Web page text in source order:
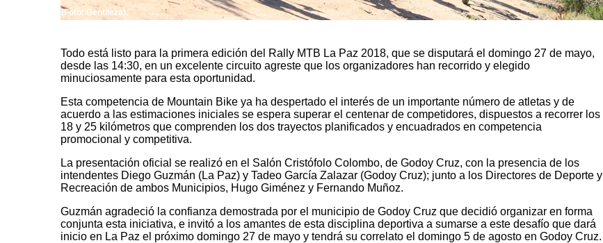
(Foto: Gentileza).
Todo está listo para la primera edición del Rally MTB La Paz 2018, que se disputará el domingo 27 de mayo,
desde las 14:30, en un excelente circuito agreste que los organizadores han recorrido y elegido
minuciosamente para esta oportunidad.
Esta competencia de Mountain Bike ya ha despertado el interés de un importante número de atletas y de
acuerdo a las estimaciones iniciales se espera superar el centenar de competidores, dispuestos a recorrer los
18 y 25 kilómetros que comprenden los dos trayectos planificados y encuadrados en competencia
promocional y competitiva.
La presentación oficial se realizó en el Salón Cristófolo Colombo, de Godoy Cruz, con la presencia de los
intendentes Diego Guzmán (La Paz) y Tadeo García Zalazar (Godoy Cruz); junto a los Directores de Deporte y
Recreación de ambos Municipios, Hugo Giménez y Fernando Muñoz.
Guzmán agradeció la confianza demostrada por el municipio de Godoy Cruz que decidió organizar en forma
conjunta esta iniciativa, e invitó a los amantes de esta disciplina deportiva a sumarse a este desafío que dará
inicio en La Paz el próximo domingo 27 de mayo y tendrá su correlato el domingo 5 de agosto en Godoy Cruz.